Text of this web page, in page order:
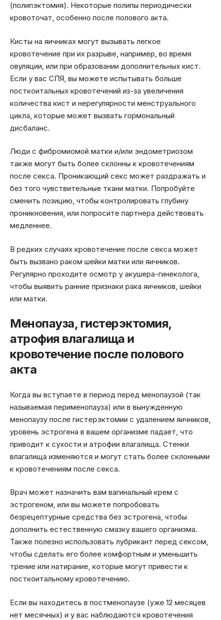
(полипэктомия). Некоторые полипы периодически
кровоточат, особенно после полового акта.
Кисты на яичниках могут вызывать легкое
кровотечение при их разрыве, например, во время
овуляции, или при образовании дополнительных кист.
Если у вас СПЯ, вы можете испытывать больше
посткоитальных кровотечений из-за увеличения
количества кист и нерегулярности менструального
цикла, которые может вызвать гормональный
дисбаланс.
Люди с фибромиомой матки и/или эндометриозом
также могут быть более склонны к кровотечениям
после секса. Проникающий секс может раздражать и
без того чувствительные ткани матки. Попробуйте
сменить позицию, чтобы контролировать глубину
проникновения, или попросите партнера действовать
медленнее.
В редких случаях кровотечение после секса может
быть вызвано раком шейки матки или яичников.
Регулярно проходите осмотр у акушера-гинеколога,
чтобы выявить ранние признаки рака яичников, шейки
или матки.
Менопауза, гистерэктомия,
атрофия влагалища и
кровотечение после полового
акта
Когда вы вступаете в период перед менопаузой (так
называемая перименопауза) или в вынужденную
менопаузу после гистерэктомии с удалением яичников,
уровень эстрогена в вашем организме падает, что
приводит к сухости и атрофии влагалища. Стенки
влагалища изменяются и могут стать более склонными
к кровотечениям после секса.
Врач может назначить вам вагинальный крем с
эстрогеном, или вы можете попробовать
безрецептурные средства без эстрогена, чтобы
дополнить естественную смазку вашего организма.
Также полезно использовать лубрикант перед сексом,
чтобы сделать его более комфортным и уменьшить
трение или натирание, которые могут привести к
посткоитальному кровотечению.
Если вы находитесь в постменопаузе (уже 12 месяцев
нет месячных) и у вас наблюдаются кровотечения